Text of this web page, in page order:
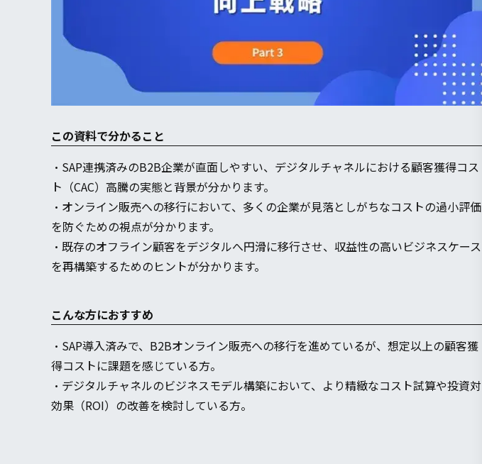
この資料で分かること
・SAP連携済みのB2B企業が直面しやすい、デジタルチャネルにおける顧客獲得コス
ト（CAC）高騰の実態と背景が分かります。
・オンライン販売への移行において、多くの企業が見落としがちなコストの過小評価
を防ぐための視点が分かります。
・既存のオフライン顧客をデジタルへ円滑に移行させ、収益性の高いビジネスケース
を再構築するためのヒントが分かります。
こんな方におすすめ
・SAP導入済みで、B2Bオンライン販売への移行を進めているが、想定以上の顧客獲
得コストに課題を感じている方。
・デジタルチャネルのビジネスモデル構築において、より精緻なコスト試算や投資対
効果（ROI）の改善を検討している方。